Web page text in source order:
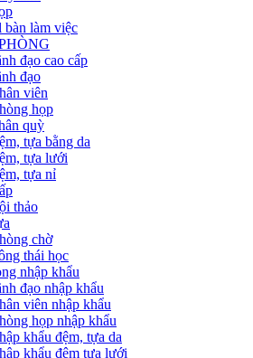
bàn làm việc
đạo cao cấp
đạo
viên
họp
quỳ
tựa bằng da
tựa lưới
tựa nỉ
thảo
chờ
thái học
nhập khẩu
đạo nhập khẩu
viên nhập khẩu
họp nhập khẩu
khẩu đệm, tựa da
khẩu đệm tựa lưới